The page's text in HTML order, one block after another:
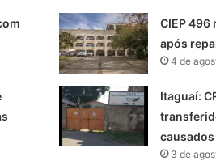
CIEP 496
após
4 de
Itaguaí:
3 de